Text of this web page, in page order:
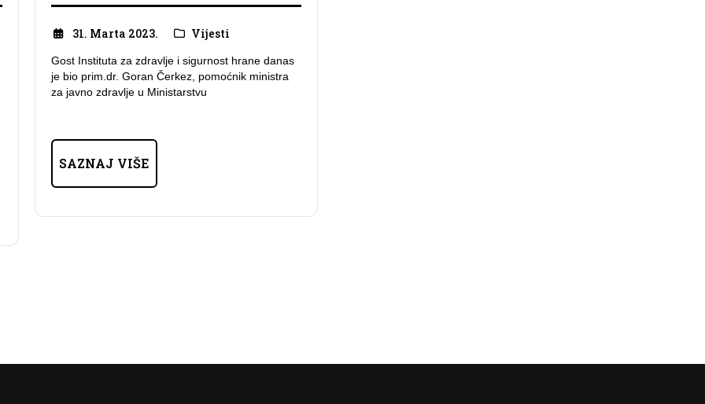
31. Marta 2023. Vijesti
Gost Instituta za zdravlje i sigurnost hrane danas
je bio prim.dr. Goran Čerkez, pomoćnik ministra
za javno zdravlje u Ministarstvu
SAZNAJ VIŠE